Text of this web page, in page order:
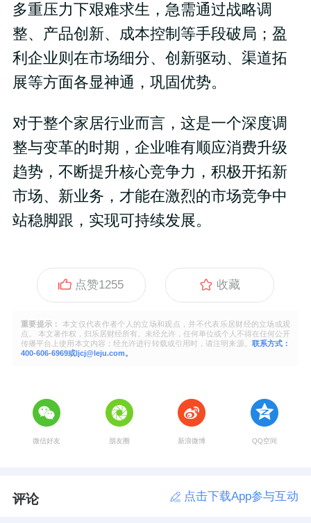
多重压力下艰难求生，急需通过战略调
整、产品创新、成本控制等手段破局；盈
利企业则在市场细分、创新驱动、渠道拓
展等方面各显神通，巩固优势。
对于整个家居行业而言，这是一个深度调
整与变革的时期，企业唯有顺应消费升级
趋势，不断提升核心竞争力，积极开拓新
市场、新业务，才能在激烈的市场竞争中
站稳脚跟，实现可持续发展。
点赞1255 收藏
重要提示：
本文仅代表作者个人的立场和观点，并不代表乐居财经的立场或观
点。 本文著作权，归乐居财经所有。未经允许，任何单位或个人不得在任何公开
传播平台上使用本文内容；经允许进行转载或引用时，请注明来源。 联系方式：
400-606-6969或ljcj@leju.com。
微信好友 朋友圈 新浪微博 QQ空间
评论 点击下载App参与互动